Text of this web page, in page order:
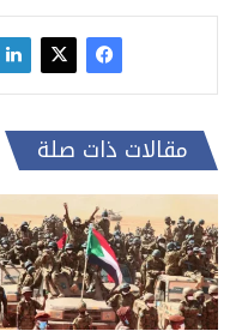
مقالات ذات صلة